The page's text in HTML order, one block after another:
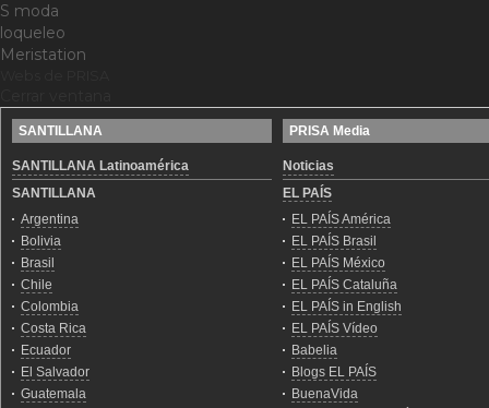
S moda
loqueleo
Meristation